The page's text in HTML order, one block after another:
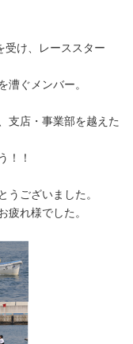
受け、レーススター
漕ぐメンバー。
支店・事業部を越えた
！！
うございました。
疲れ様でした。